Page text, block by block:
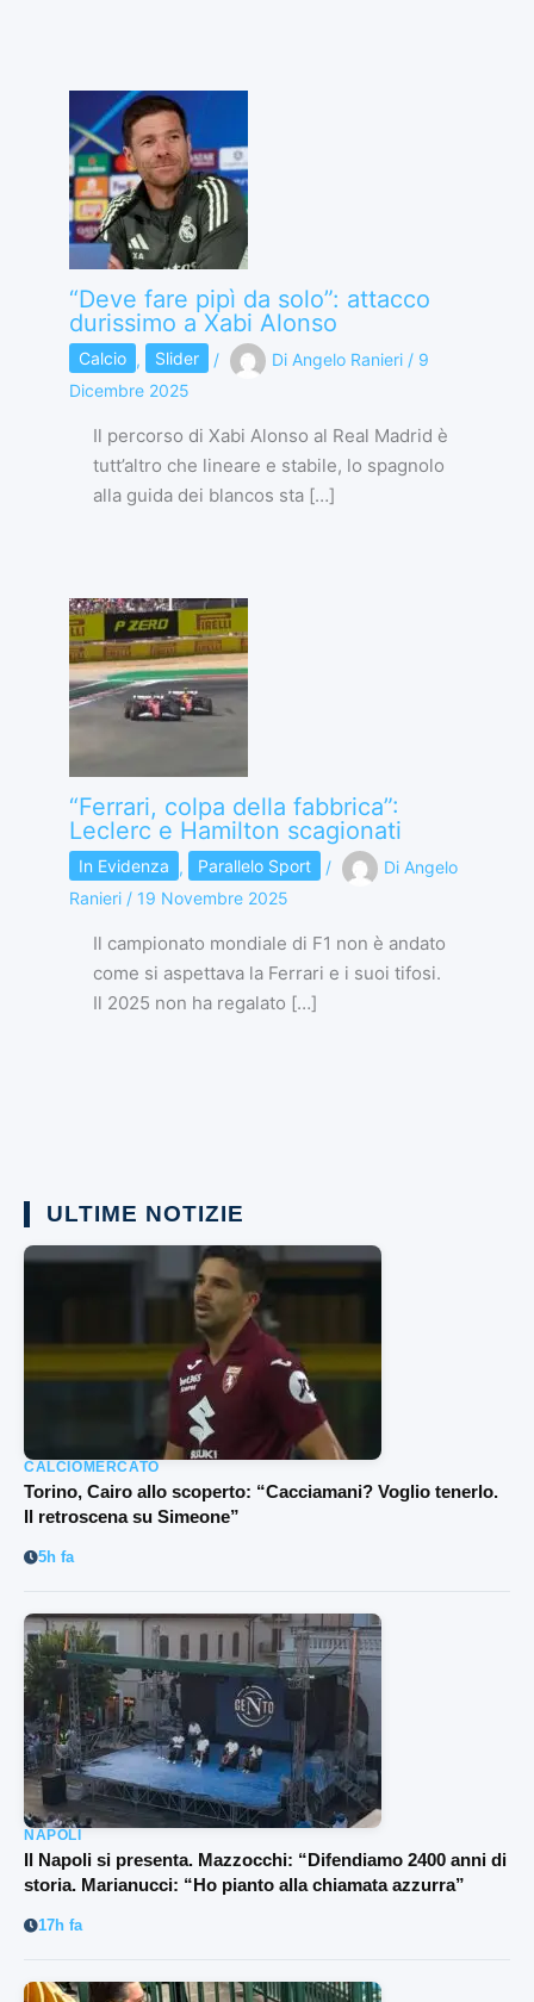
“Deve fare pipì da solo”: attacco
durissimo a Xabi Alonso
Calcio , Slider / Di Angelo Ranieri / 9
Dicembre 2025
Il percorso di Xabi Alonso al Real Madrid è
tutt’altro che lineare e stabile, lo spagnolo
alla guida dei blancos sta […]
“Ferrari, colpa della fabbrica”:
Leclerc e Hamilton scagionati
In Evidenza , Parallelo Sport / Di Angelo
Ranieri / 19 Novembre 2025
Il campionato mondiale di F1 non è andato
come si aspettava la Ferrari e i suoi tifosi.
Il 2025 non ha regalato […]
ULTIME NOTIZIE
CALCIOMERCATO
Torino, Cairo allo scoperto: “Cacciamani? Voglio tenerlo.
Il retroscena su Simeone”
5h fa
NAPOLI
Il Napoli si presenta. Mazzocchi: “Difendiamo 2400 anni di
storia. Marianucci: “Ho pianto alla chiamata azzurra”
17h fa